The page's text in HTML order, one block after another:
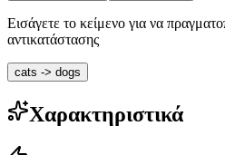
Εισάγετε το κείμενο για να
αντικατάστασης
cats -> dogs
Χαρακτηριστικά